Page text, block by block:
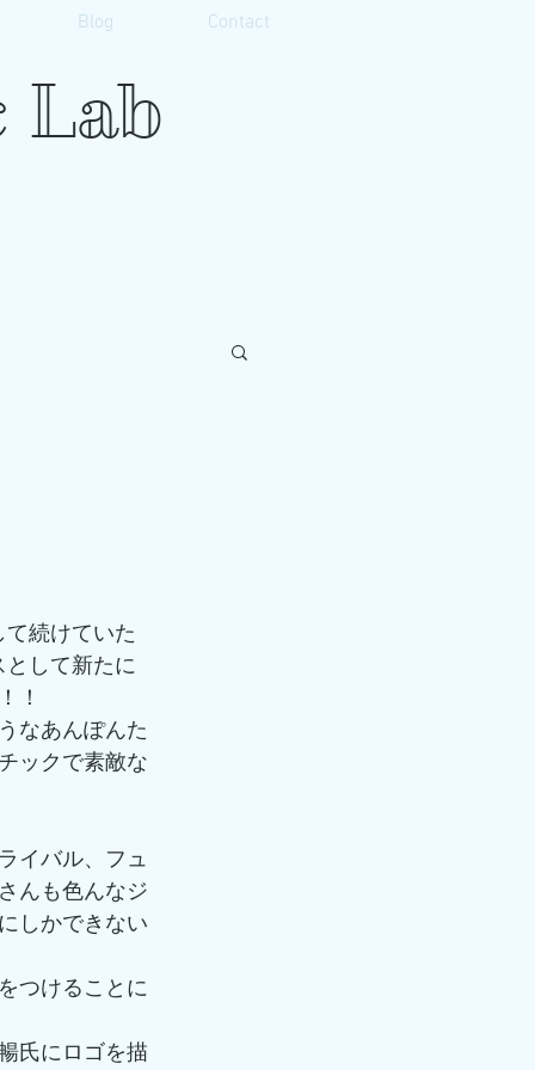
Blog Contact
続けていた
して新たに
！
なあんぽんた
ックで素敵な
イバル、フュ
んも色んなジ
しかできない
つけることに
氏にロゴを描